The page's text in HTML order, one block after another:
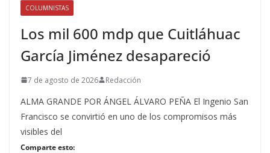
COLUMNISTAS
Los mil 600 mdp que Cuitláhuac
García Jiménez desapareció
7 de agosto de 2026 Redacción
ALMA GRANDE POR ÁNGEL ÁLVARO PEÑA El Ingenio San
Francisco se convirtió en uno de los compromisos más
visibles del
Comparte esto: